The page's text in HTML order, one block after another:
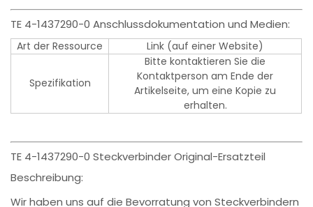
TE 4-1437290-0 Anschlussdokumentation und Medien:
Art der Ressource Link (auf einer Website)
Spezifikation
Bitte kontaktieren Sie die
Kontaktperson am Ende der
Artikelseite, um eine Kopie zu
erhalten.
TE 4-1437290-0 Steckverbinder Original-Ersatzteil
Beschreibung:
Wir haben uns auf die Bevorratung von Steckverbindern